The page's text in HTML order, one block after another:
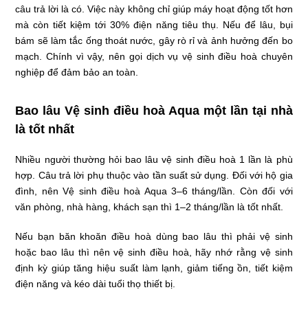
câu trả lời là có. Việc này không chỉ giúp máy hoạt động tốt hơn
mà còn tiết kiệm tới 30% điện năng tiêu thụ. Nếu để lâu, bụi
bám sẽ làm tắc ống thoát nước, gây rò rỉ và ảnh hưởng đến bo
mạch. Chính vì vậy, nên gọi dịch vụ vệ sinh điều hoà chuyên
nghiệp để đảm bảo an toàn.
Bao lâu Vệ sinh điều hoà Aqua một lần tại nhà
là tốt nhất
Nhiều người thường hỏi bao lâu vệ sinh điều hoà 1 lần là phù
hợp. Câu trả lời phụ thuộc vào tần suất sử dụng. Đối với hộ gia
đình, nên Vệ sinh điều hoà Aqua 3–6 tháng/lần. Còn đối với
văn phòng, nhà hàng, khách sạn thì 1–2 tháng/lần là tốt nhất.
Nếu bạn băn khoăn điều hoà dùng bao lâu thì phải vệ sinh
hoặc bao lâu thì nên vệ sinh điều hoà, hãy nhớ rằng vệ sinh
định kỳ giúp tăng hiệu suất làm lạnh, giảm tiếng ồn, tiết kiệm
điện năng và kéo dài tuổi thọ thiết bị.